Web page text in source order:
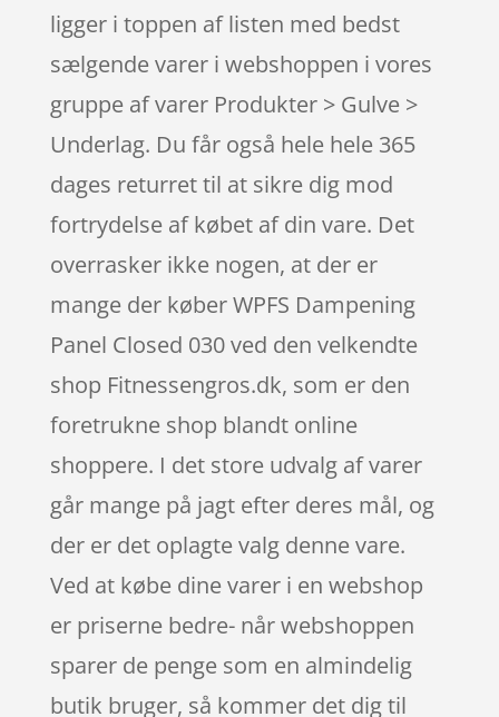
ligger i toppen af listen med bedst
sælgende varer i webshoppen i vores
gruppe af varer Produkter > Gulve >
Underlag. Du får også hele hele 365
dages returret til at sikre dig mod
fortrydelse af købet af din vare. Det
overrasker ikke nogen, at der er
mange der køber WPFS Dampening
Panel Closed 030 ved den velkendte
shop Fitnessengros.dk, som er den
foretrukne shop blandt online
shoppere. I det store udvalg af varer
går mange på jagt efter deres mål, og
der er det oplagte valg denne vare.
Ved at købe dine varer i en webshop
er priserne bedre- når webshoppen
sparer de penge som en almindelig
butik bruger, så kommer det dig til